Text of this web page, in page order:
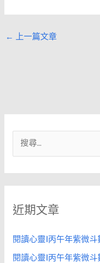
← 上一篇文章
尋
關
字
近期文章
閱讀心靈|丙午年紫微
閱讀心靈|丙午年紫微